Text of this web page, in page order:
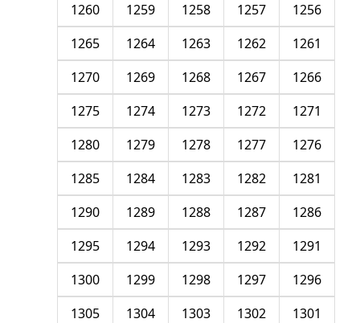
1256
1257
1258
1259
1260
1261
1262
1263
1264
1265
1266
1267
1268
1269
1270
1271
1272
1273
1274
1275
1276
1277
1278
1279
1280
1281
1282
1283
1284
1285
1286
1287
1288
1289
1290
1291
1292
1293
1294
1295
1296
1297
1298
1299
1300
1301
1302
1303
1304
1305